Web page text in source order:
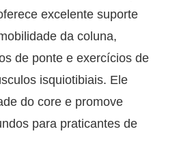
excelente suporte
da coluna,
de ponte e exercícios de
isquiotibiais. Ele
do core e promove
para praticantes de